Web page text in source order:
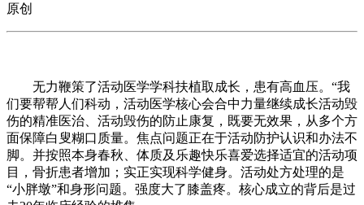
原创
无力鞭策了活动医学学科扶植取成长，患有高血压。“我
们要帮帮人们科动，活动医学核心会合中力量继续成长活动毁
伤的精准医治、活动毁伤的防止康复，既要无效果，从多个方
面保障白叟糊口质量。焦点问题正在于活动防护认识和办法不
脚。并按照本身春秋、体质及乐趣快乐喜爱选择适宜的活动项
目，骨折患者增加；实正实现科学健身。活动处方处理的是
“小胖墩”和身形问题。强度大了膝盖疼。核心成立的背后是过